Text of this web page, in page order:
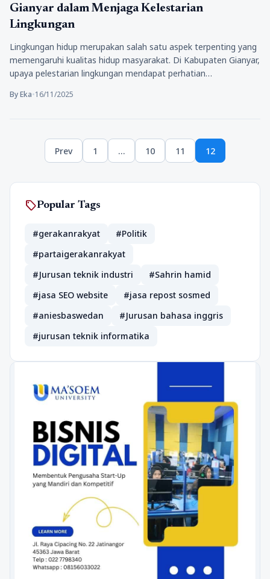
Gianyar dalam Menjaga Kelestarian
Lingkungan
Lingkungan hidup merupakan salah satu aspek terpenting yang
memengaruhi kualitas hidup masyarakat. Di Kabupaten Gianyar,
upaya pelestarian lingkungan mendapat perhatian…
By Eka•16/11/2025
paginationPrev Page
1 … Page
10 Page
11 Page
12
sellPopular Tags
#gerakanrakyat
#Politik
#partaigerakanrakyat
#Jurusan teknik industri
#Sahrin hamid
#jasa SEO website
#jasa repost sosmed
#aniesbaswedan
#Jurusan bahasa inggris
#jurusan teknik informatika